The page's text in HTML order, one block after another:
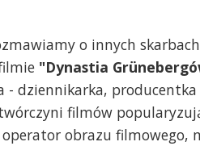
o innych
"Dynastia
- dziennikarka,
filmów
operator obrazu filmowego,